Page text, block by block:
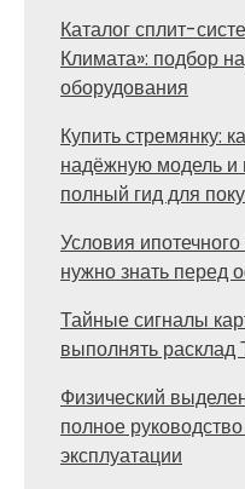
Каталог сплит-
Климата»: подбор
оборудования
Купить стремянку:
надёжную модель и
полный гид для
Условия
нужно знать перед
Тайные сигналы
выполнять
Физический
полное
эксплуатации